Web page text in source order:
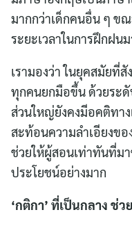
มากกว่าเด็กคนอื่น ๆ ข
ระยะเวลาในการฝึกฝน
เรามองว่า ในยุคสมัยที่
ทุกคนยกมือขึ้น ด้วยระ
ส่วนใหญ่ยังคงมีอคติทา
สะท้อนความลำเอียงข
ช่วยให้ผู้สอนเท่าทันที่ม
ประโยชน์อย่างมาก
‘กติกา’ ที่เป็นกลาง ช่ว